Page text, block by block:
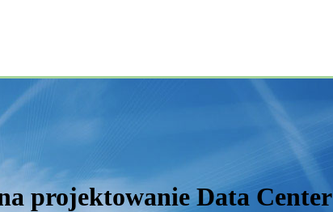
projektowanie Data Center